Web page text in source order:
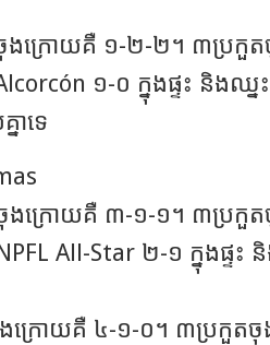
ងក្រោយគឺ ១-២-២។ ៣ប្រកួត
១-០ ក្នុងផ្ទះ និងឈ្
ាទេ
ងក្រោយគឺ ៣-១-១។ ៣ប្រកួ
All-Star ២-១ ក្នុងផ្ទ
ក្រោយគឺ ៤-១-០។ ៣ប្រកួត